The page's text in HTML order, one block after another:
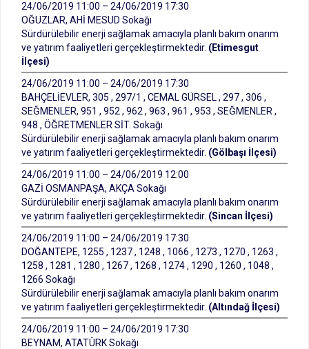
24/06/2019 11:00 – 24/06/2019 17:30
OĞUZLAR, AHİ MESUD Sokağı
Sürdürülebilir enerji sağlamak amacıyla planlı bakım onarım
ve yatırım faaliyetleri gerçekleştirmektedir. (Etimesgut
İlçesi)
24/06/2019 11:00 – 24/06/2019 17:30
BAHÇELİEVLER, 305 , 297/1 , CEMAL GÜRSEL , 297 , 306 ,
SEĞMENLER, 951 , 952 , 962 , 963 , 961 , 953 , SEĞMENLER ,
948 , ÖĞRETMENLER SİT. Sokağı
Sürdürülebilir enerji sağlamak amacıyla planlı bakım onarım
ve yatırım faaliyetleri gerçekleştirmektedir. (Gölbaşı İlçesi)
24/06/2019 11:00 – 24/06/2019 12:00
GAZİ OSMANPAŞA, AKÇA Sokağı
Sürdürülebilir enerji sağlamak amacıyla planlı bakım onarım
ve yatırım faaliyetleri gerçekleştirmektedir. (Sincan İlçesi)
24/06/2019 11:00 – 24/06/2019 17:30
DOĞANTEPE, 1255 , 1237 , 1248 , 1066 , 1273 , 1270 , 1263 ,
1258 , 1281 , 1280 , 1267 , 1268 , 1274 , 1290 , 1260 , 1048 ,
1266 Sokağı
Sürdürülebilir enerji sağlamak amacıyla planlı bakım onarım
ve yatırım faaliyetleri gerçekleştirmektedir. (Altındağ İlçesi)
24/06/2019 11:00 – 24/06/2019 17:30
BEYNAM, ATATÜRK Sokağı